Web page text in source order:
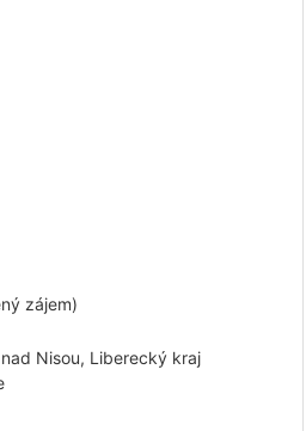
zájem)
Nisou, Liberecký kraj